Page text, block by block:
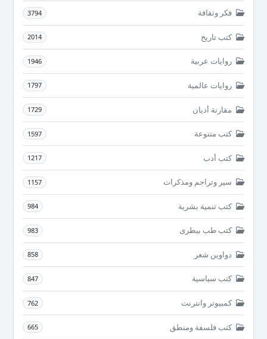
فكر وثقافة 3794
كتب تاريخ 2014
روايات عربية 1946
روايات عالمية 1797
مقارنة أديان 1729
كتب متنوعة 1597
كتب أدب 1217
سير وتراجم ومذكرات 1157
كتب تنمية بشرية 984
كتب طب بيطرى 983
دواوين شعر 858
كتب سياسية 847
كمبيوتر وانترنت 762
كتب فلسفة ومنطق 665